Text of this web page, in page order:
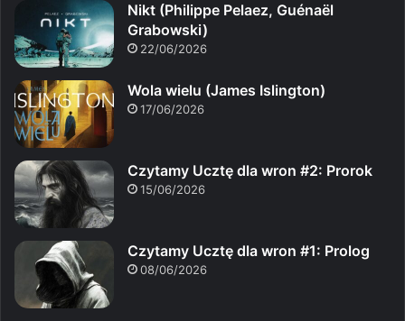
Nikt (Philippe Pelaez, Guénaël
Grabowski)
22/06/2026
Wola wielu (James Islington)
17/06/2026
Czytamy Ucztę dla wron #2: Prorok
15/06/2026
Czytamy Ucztę dla wron #1: Prolog
08/06/2026